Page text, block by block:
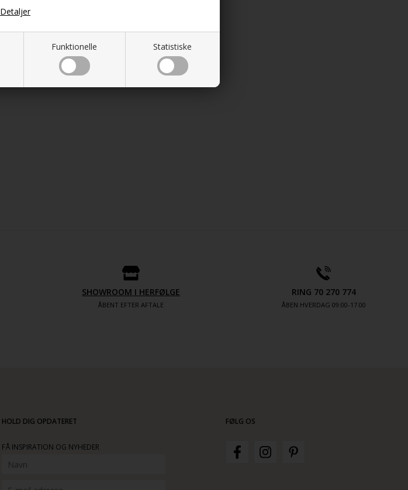
Funktionelle Statistiske
Detaljer
SHOWROOM I HERFØLGE
ÅBENT EFTER AFTALE
RING 70 270 774
ÅBEN HVERDAG 09:00-17.00
HOLD DIG OPDATERET
FÅ INSPIRATION OG NYHEDER
FØLG OS